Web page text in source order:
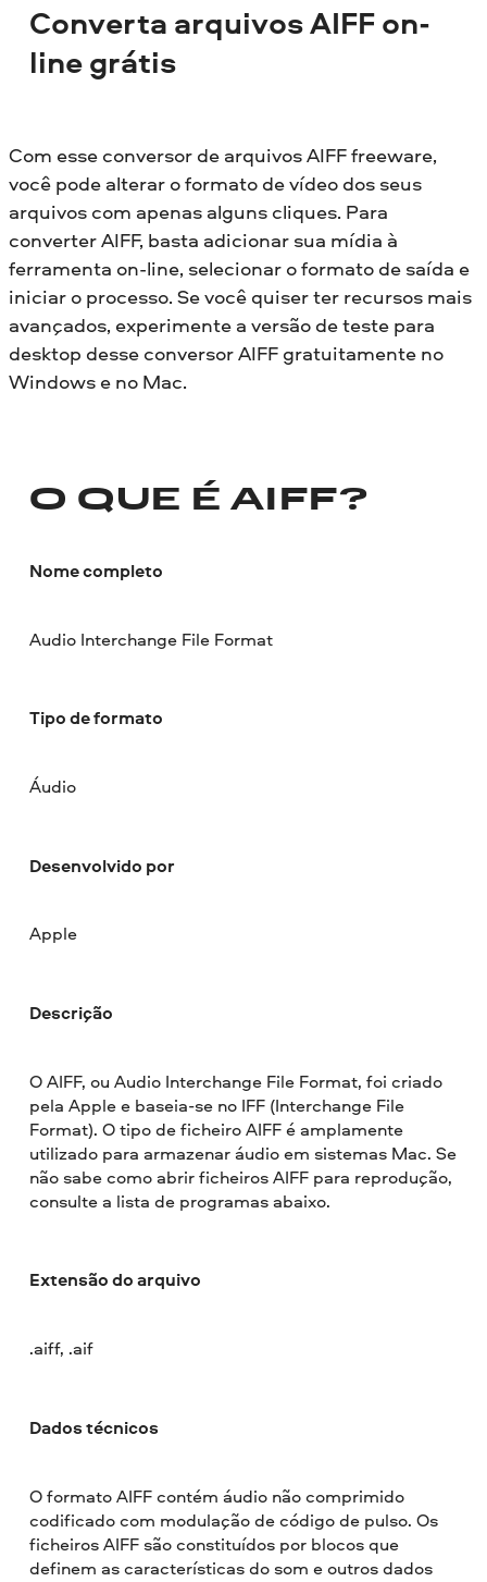
Converta arquivos AIFF on-
line grátis
Com esse conversor de arquivos AIFF freeware,
você pode alterar o formato de vídeo dos seus
arquivos com apenas alguns cliques. Para
converter AIFF, basta adicionar sua mídia à
ferramenta on-line, selecionar o formato de saída e
iniciar o processo. Se você quiser ter recursos mais
avançados, experimente a versão de teste para
desktop desse conversor AIFF gratuitamente no
Windows e no Mac.
O QUE É AIFF?
Nome completo
Audio Interchange File Format
Tipo de formato
Áudio
Desenvolvido por
Apple
Descrição
O AIFF, ou Audio Interchange File Format, foi criado
pela Apple e baseia-se no IFF (Interchange File
Format). O tipo de ficheiro AIFF é amplamente
utilizado para armazenar áudio em sistemas Mac. Se
não sabe como abrir ficheiros AIFF para reprodução,
consulte a lista de programas abaixo.
Extensão do arquivo
.aiff, .aif
Dados técnicos
O formato AIFF contém áudio não comprimido
codificado com modulação de código de pulso. Os
ficheiros AIFF são constituídos por blocos que
definem as características do som e outros dados